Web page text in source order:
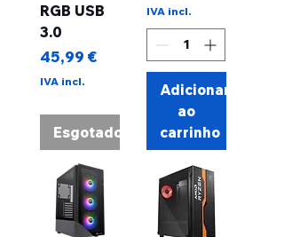
RGB USB
3.0
Preço
45,99 €
IVA incl.
Esgotado
IVA incl.
Adicionar
ao
carrinho